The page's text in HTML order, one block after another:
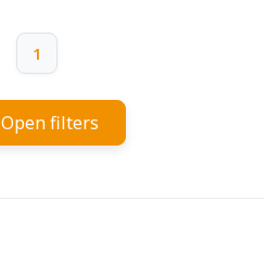
1
Open filters